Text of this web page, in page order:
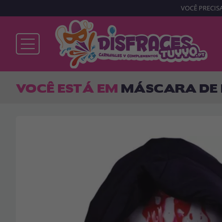
Já sou cliente
VOCÊ
VOCÊ ESTÁ EM MÁSCARA DE